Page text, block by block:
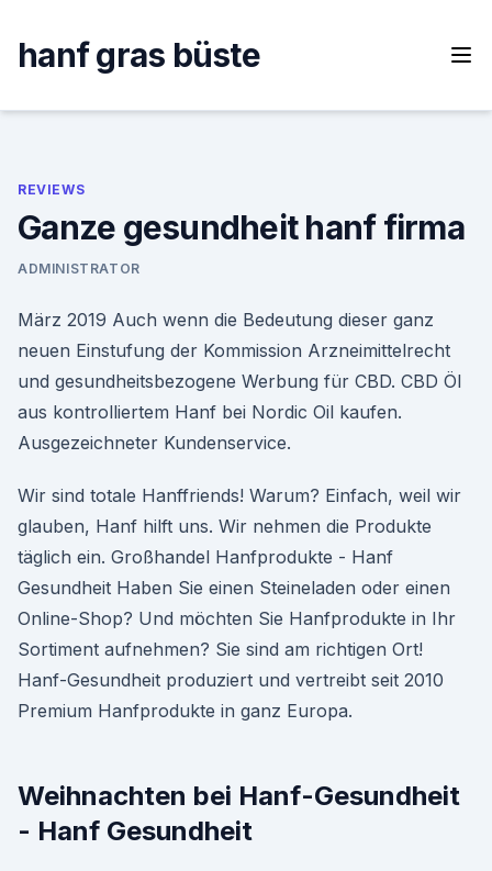
content
hanf gras büste
REVIEWS
Ganze gesundheit hanf firma
ADMINISTRATOR
März 2019 Auch wenn die Bedeutung dieser ganz
neuen Einstufung der Kommission Arzneimittelrecht
und gesundheitsbezogene Werbung für CBD. CBD Öl
aus kontrolliertem Hanf bei Nordic Oil kaufen.
Ausgezeichneter Kundenservice.
Wir sind totale Hanffriends! Warum? Einfach, weil wir
glauben, Hanf hilft uns. Wir nehmen die Produkte
täglich ein. Großhandel Hanfprodukte - Hanf
Gesundheit Haben Sie einen Steineladen oder einen
Online-Shop? Und möchten Sie Hanfprodukte in Ihr
Sortiment aufnehmen? Sie sind am richtigen Ort!
Hanf-Gesundheit produziert und vertreibt seit 2010
Premium Hanfprodukte in ganz Europa.
Weihnachten bei Hanf-Gesundheit
- Hanf Gesundheit